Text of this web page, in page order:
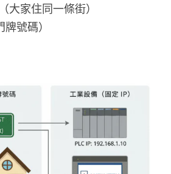
大家住同一條街）
號碼）